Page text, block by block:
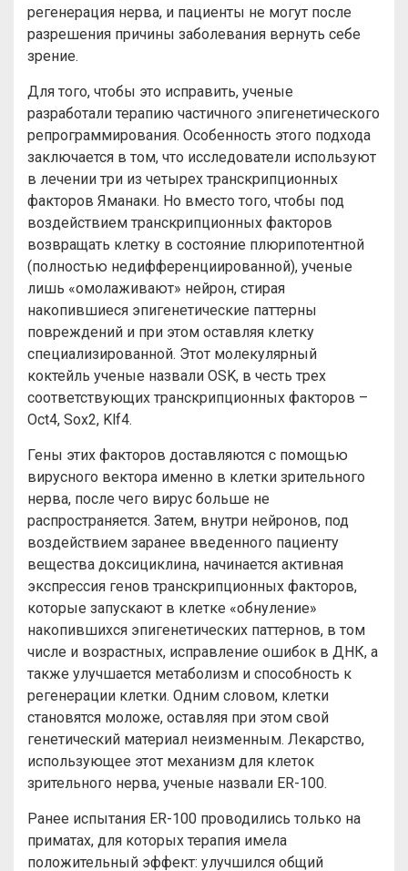
регенерация нерва, и пациенты не могут после
разрешения причины заболевания вернуть себе
зрение.
Для того, чтобы это исправить, ученые
разработали терапию частичного эпигенетического
репрограммирования. Особенность этого подхода
заключается в том, что исследователи используют
в лечении три из четырех транскрипционных
факторов Яманаки. Но вместо того, чтобы под
воздействием транскрипционных факторов
возвращать клетку в состояние плюрипотентной
(полностью недифференциированной), ученые
лишь «омолаживают» нейрон, стирая
накопившиеся эпигенетические паттерны
повреждений и при этом оставляя клетку
специализированной. Этот молекулярный
коктейль ученые назвали OSK, в честь трех
соответствующих транскрипционных факторов –
Oct4, Sox2, Klf4.
Гены этих факторов доставляются с помощью
вирусного вектора именно в клетки зрительного
нерва, после чего вирус больше не
распространяется. Затем, внутри нейронов, под
воздействием заранее введенного пациенту
вещества доксициклина, начинается активная
экспрессия генов транскрипционных факторов,
которые запускают в клетке «обнуление»
накопившихся эпигенетических паттернов, в том
числе и возрастных, исправление ошибок в ДНК, а
также улучшается метаболизм и способность к
регенерации клетки. Одним словом, клетки
становятся моложе, оставляя при этом свой
генетический материал неизменным. Лекарство,
использующее этот механизм для клеток
зрительного нерва, ученые назвали ER-100.
Ранее испытания ER-100 проводились только на
приматах, для которых терапия имела
положительный эффект: улучшился общий